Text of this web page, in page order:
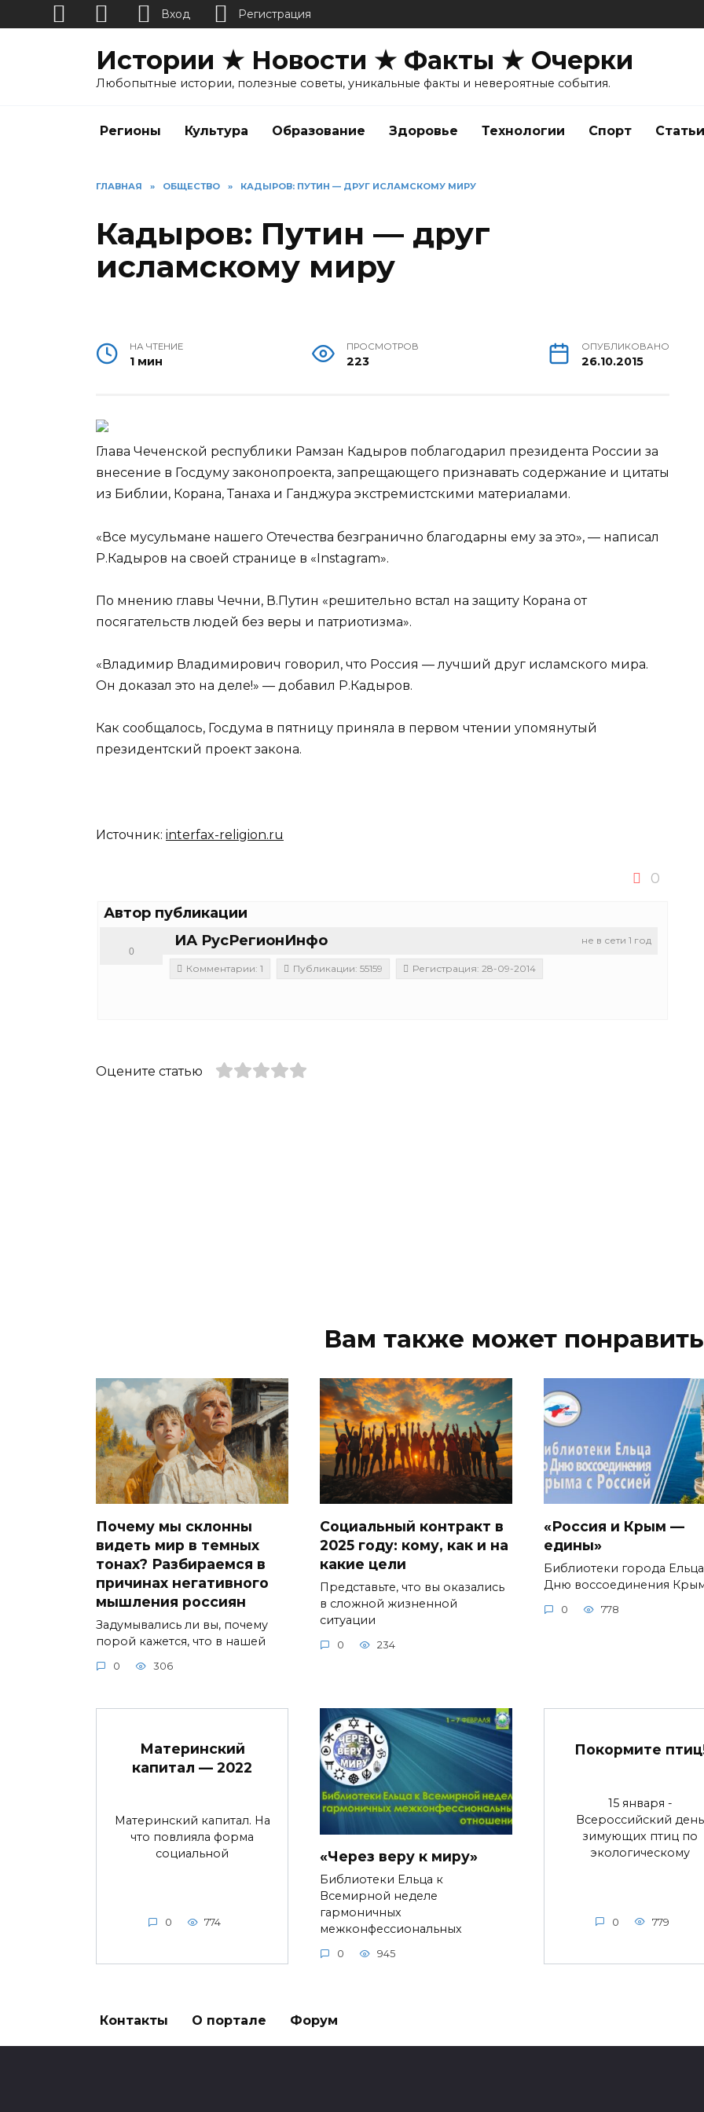
Истории ★ Новости ★ Факты ★ Очерки
Любопытные истории, полезные советы, уникальные факты и невероятные события.
Регионы Культура Образование Здоровье Технологии Спорт Статьи
ГЛАВНАЯ » ОБЩЕСТВО » КАДЫРОВ: ПУТИН — ДРУГ ИСЛАМСКОМУ МИРУ
Кадыров: Путин — друг
исламскому миру
НА ЧТЕНИЕ
1 мин
ПРОСМОТРОВ
223
ОПУБЛИКОВАНО
26.10.2015
Глава Чеченской республики Рамзан Кадыров поблагодарил президента России за
внесение в Госдуму законопроекта, запрещающего признавать содержание и цитаты
из Библии, Корана, Танаха и Ганджура экстремистскими материалами.
«Все мусульмане нашего Отечества безгранично благодарны ему за это», — написал
Р.Кадыров на своей странице в «Instagram».
По мнению главы Чечни, В.Путин «решительно встал на защиту Корана от
посягательств людей без веры и патриотизма».
«Владимир Владимирович говорил, что Россия — лучший друг исламского мира.
Он доказал это на деле!» — добавил Р.Кадыров.
Как сообщалось, Госдума в пятницу приняла в первом чтении упомянутый
президентский проект закона.
Источник: interfax-religion.ru
0
Автор публикации
не в сети 1 год
ИА РусРегионИнфо
0
Комментарии: 1 Публикации: 55159 Регистрация: 28-09-2014
Оцените статью
Вам также может
Почему мы склонны
видеть мир в темных
тонах? Разбираемся в
причинах негативного
мышления россиян
Задумывались ли вы, почему
порой кажется, что в нашей
0 306
Социальный контракт в
2025 году: кому, как и на
какие цели
Представьте, что вы оказались
в сложной жизненной
ситуации
0 234
«Россия и Крым —
едины»
Библиотеки города
Дню воссоединения
0 778
Материнский
капитал — 2022
Материнский капитал. На
что повлияла форма
социальной
0 774
«Через веру к миру»
Библиотеки Ельца к
Всемирной неделе
гармоничных
межконфессиональных
0 945
Покормите
15 января -
Всероссийский день
зимующих птиц по
экологическому
0 779
Контакты О портале Форум
Вход Регистрация